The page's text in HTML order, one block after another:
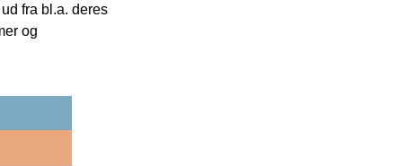
fra bl.a. deres
og